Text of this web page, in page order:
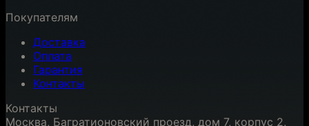
Покупателям
Доставка
Оплата
Гарантия
Контакты
Контакты
Москва, Багратионовский проезд, дом 7, корпус 2,